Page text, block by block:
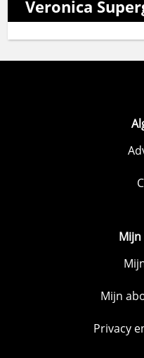
Veronica
Mijn
Privacy